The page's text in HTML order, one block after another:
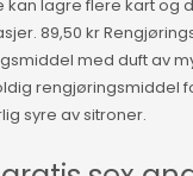
kan lagre flere kart og
89,50 kr
med duft av
rengjøringsmiddel
syre av sitroner.